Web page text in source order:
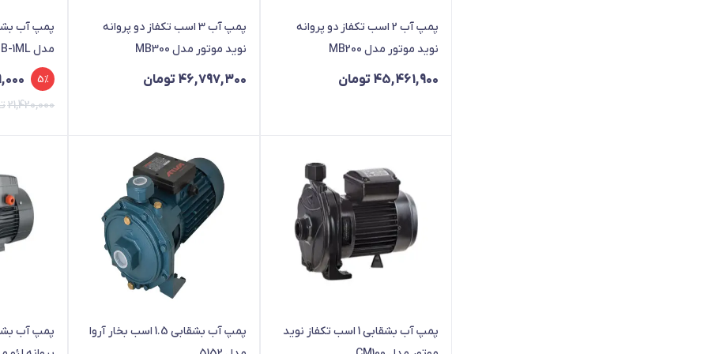
پمپ آب 2 اسب تکفاز دو پروانه
نوید موتور مدل MB200
45,461,900 تومان
پمپ آب 3 اسب تکفاز دو پروانه
نوید موتور مدل MB300
46,797,300 تومان
مدل CMA-B-1ML
21,420,000
قیمت
اصلی
قیمت
فعلی
5%
پمپ آب بشقابی 1 اسب تکفاز نوید
پمپ آب بشقابی 1.5 اسب بخار آروا